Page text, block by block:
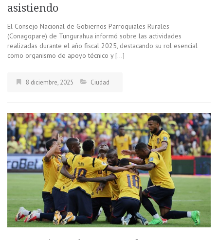
asistiendo
El Consejo Nacional de Gobiernos Parroquiales Rurales
(Conagopare) de Tungurahua informó sobre las actividades
realizadas durante el año fiscal 2025, destacando su rol esencial
como organismo de apoyo técnico y […]
8 diciembre, 2025 Ciudad